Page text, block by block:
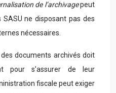
de l’archivagepeut
ne disposant pas des
nécessaires.
documents archivés doit
pour s’assurer de leur
fiscale peut exiger